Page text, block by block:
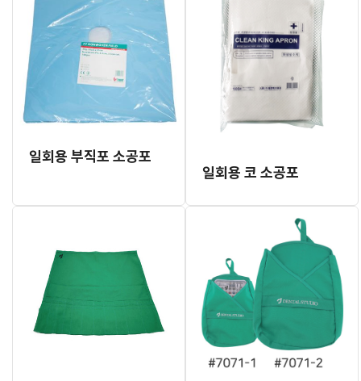
일회용 부직포 소공포
일회용 코 소공포